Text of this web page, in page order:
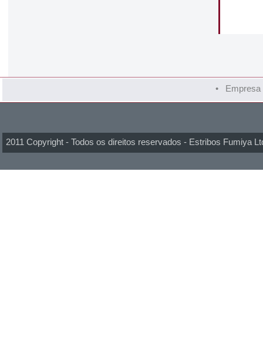
• Empresa
2011 Copyright - Todos os direitos reservados - Estribos Fumiya